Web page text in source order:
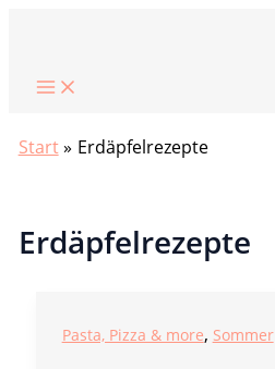
springen
Start Erdäpfelrezepte
Erdäpfelrezepte
Pasta, Pizza & more, Sommer